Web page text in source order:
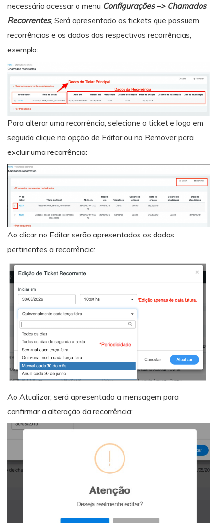
necessário acessar o menu Configurações –> Chamados
Recorrentes, Será apresentado os tickets que possuem
recorrências e os dados das respectivas recorrências,
exemplo:
Para alterar uma recorrência, selecione o ticket e logo em
seguida clique na opção de Editar ou no Remover para
excluir uma recorrência:
Ao clicar no Editar serão apresentados os dados
pertinentes a recorrência:
Ao Atualizar, será apresentado a mensagem para
confirmar a alteração da recorrência: